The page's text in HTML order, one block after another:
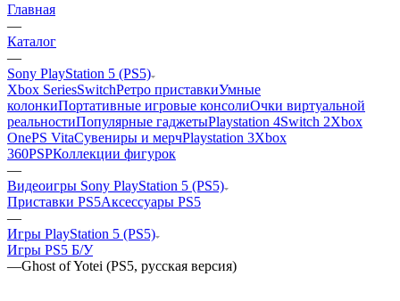
Главная
—
Каталог
—
Sony PlayStation 5 (PS5)
Xbox SeriesSwitchРетро приставкиУмные
колонкиПортативные игровые консолиОчки виртуальной
реальностиПопулярные гаджетыPlaystation 4Switch 2Xbox
OnePS VitaСувениры и мерчPlaystation 3Xbox
360PSPКоллекции фигурок
—
Видеоигры Sony PlayStation 5 (PS5)
Приставки PS5Аксессуары PS5
—
Игры PlayStation 5 (PS5)
Игры PS5 Б/У
—Ghost of Yotei (PS5, русская версия)